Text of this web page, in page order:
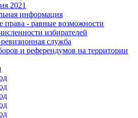
2021
информация
права - равные возможности
избирателей
служба
и референдумов на территории